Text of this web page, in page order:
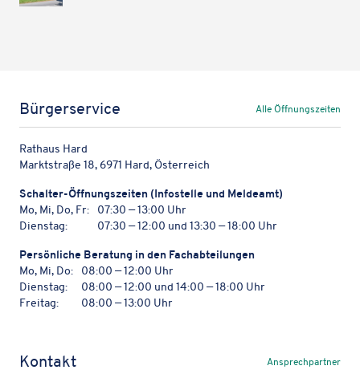
Bürgerservice Alle Öffnungszeiten
Rathaus Hard
Marktstraße 18, 6971 Hard, Österreich
Schal­ter-Öffnungs­zei­ten (Info­stelle und Meldeamt)
Mo, Mi, Do, Fr:
07:30 — 13:00 Uhr
Dienstag:
07:30 — 12:00 und 13:30 — 18:00 Uhr
Persön­li­che Bera­tung in den Fachabteilungen
Mo, Mi, Do:
08:00 — 12:00 Uhr
Dienstag:
08:00 — 12:00 und 14:00 — 18:00 Uhr
Freitag:
08:00 — 13:00 Uhr
Kontakt Ansprechpartner